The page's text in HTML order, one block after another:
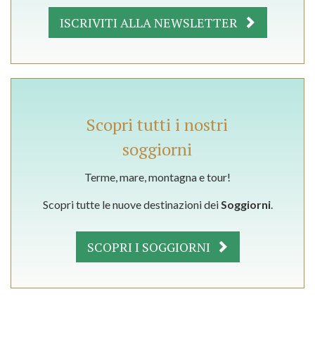
ISCRIVITI ALLA NEWSLETTER
Scopri tutti i nostri
soggiorni
Terme, mare, montagna e tour!
Scopri tutte le nuove destinazioni deiSoggiorni.
SCOPRI I SOGGIORNI